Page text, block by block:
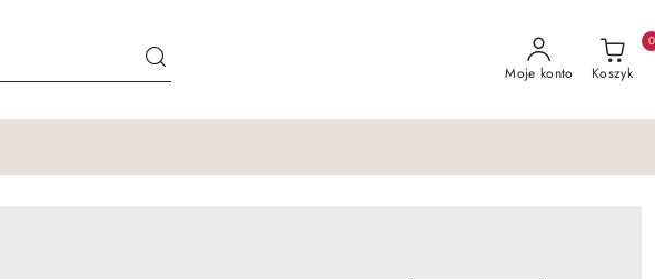
Moje konto Koszyk
0